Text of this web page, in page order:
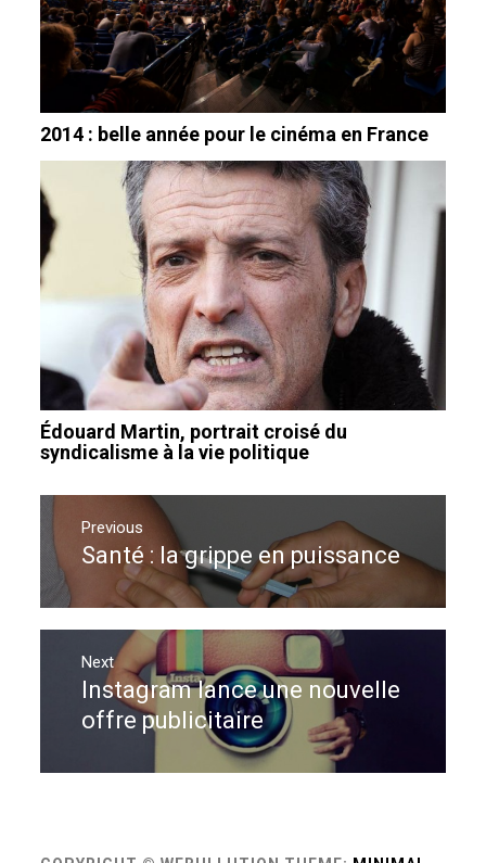
2014 : belle année pour le cinéma en France
Édouard Martin, portrait croisé du
syndicalisme à la vie politique
Navigation
de
l’article
Previous
Previous
Santé : la grippe en puissance
Next
Next
post:
Instagram lance une nouvelle
offre publicitaire